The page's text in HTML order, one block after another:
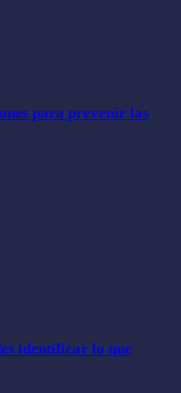
para prevenir las
identificar lo que